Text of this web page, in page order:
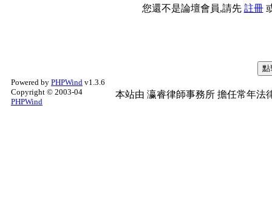
您還不是論壇會員,請先 註冊
Powered by PHPWind v1.3.6
Copyright © 2003-04
PHPWind
本站由 瀛睿律師事務所 擔任常年法